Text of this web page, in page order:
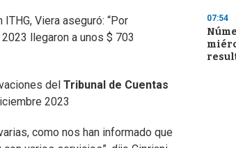
Viera aseguró: “Por
llegaron a unos $ 703
del Tribunal de Cuentas
2023
como nos han informado que
07:54